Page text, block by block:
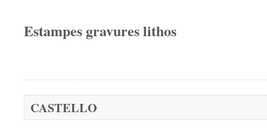
Estampes gravures lithos
CASTELLO